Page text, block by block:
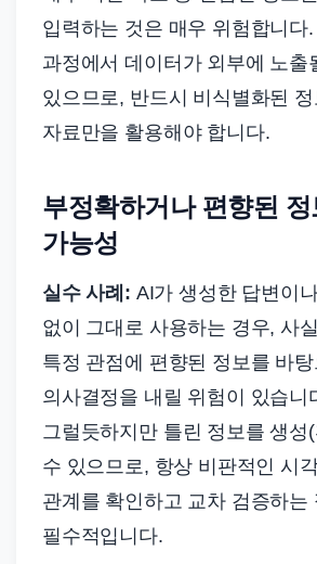
입력하는 것은 매우 위험합니다
과정에서 데이터가 외부에 노출
있으므로, 반드시 비식별화된
자료만을 활용해야 합니다.
부정확하거나 편향된 정
가능성
실수 사례: AI가 생성한 답변이
없이 그대로 사용하는 경우, 사
특정 관점에 편향된 정보를 바탕
의사결정을 내릴 위험이 있습니
그럴듯하지만 틀린 정보를 생성
수 있으므로, 항상 비판적인 시
관계를 확인하고 교차 검증하는
필수적입니다.